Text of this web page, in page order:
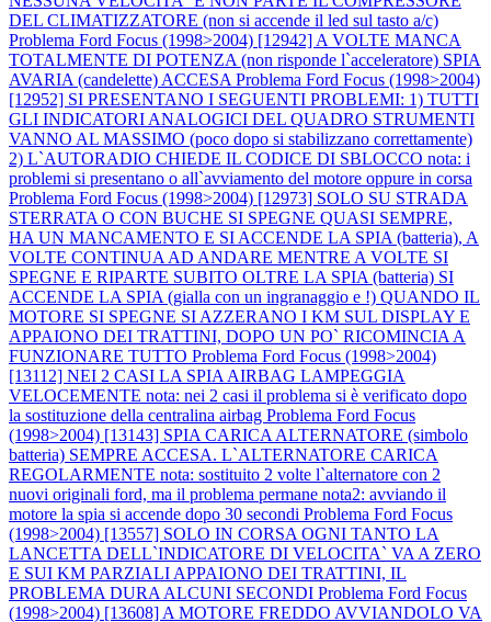
DEL CLIMATIZZATORE (non si accende il led sul tasto a/c)
Problema Ford Focus (1998>2004) [12942] A VOLTE MANCA
TOTALMENTE DI POTENZA (non risponde l`acceleratore) SPIA
AVARIA (candelette) ACCESA Problema Ford Focus (1998>2004)
[12952] SI PRESENTANO I SEGUENTI PROBLEMI: 1) TUTTI
GLI INDICATORI ANALOGICI DEL QUADRO STRUMENTI
VANNO AL MASSIMO (poco dopo si stabilizzano correttamente)
2) L`AUTORADIO CHIEDE IL CODICE DI SBLOCCO nota: i
problemi si presentano o all`avviamento del motore oppure in corsa
Problema Ford Focus (1998>2004) [12973] SOLO SU STRADA
STERRATA O CON BUCHE SI SPEGNE QUASI SEMPRE,
HA UN MANCAMENTO E SI ACCENDE LA SPIA (batteria), A
VOLTE CONTINUA AD ANDARE MENTRE A VOLTE SI
SPEGNE E RIPARTE SUBITO OLTRE LA SPIA (batteria) SI
ACCENDE LA SPIA (gialla con un ingranaggio e !) QUANDO IL
MOTORE SI SPEGNE SI AZZERANO I KM SUL DISPLAY E
APPAIONO DEI TRATTINI, DOPO UN PO` RICOMINCIA A
FUNZIONARE TUTTO Problema Ford Focus (1998>2004)
[13112] NEI 2 CASI LA SPIA AIRBAG LAMPEGGIA
VELOCEMENTE nota: nei 2 casi il problema si è verificato dopo
la sostituzione della centralina airbag Problema Ford Focus
(1998>2004) [13143] SPIA CARICA ALTERNATORE (simbolo
batteria) SEMPRE ACCESA. L`ALTERNATORE CARICA
REGOLARMENTE nota: sostituito 2 volte l`alternatore con 2
nuovi originali ford, ma il problema permane nota2: avviando il
motore la spia si accende dopo 30 secondi Problema Ford Focus
(1998>2004) [13557] SOLO IN CORSA OGNI TANTO LA
LANCETTA DELL`INDICATORE DI VELOCITA` VA A ZERO
E SUI KM PARZIALI APPAIONO DEI TRATTINI, IL
PROBLEMA DURA ALCUNI SECONDI Problema Ford Focus
(1998>2004) [13608] A MOTORE FREDDO AVVIANDOLO VA